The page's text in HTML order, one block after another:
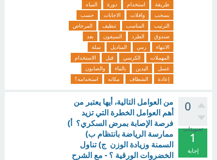
طريقة استخدام دورة
المياه
بسحب
وافلات الاجابات
حسب
الترتيب
المناسب تنظيف
المرحاض
صندوق
الطرد السيفون
بعد
الانتهاء
رمي المناديل
سلة
المهملات
الكرسي قبل
الاستخدام
غسل
اليدين بالماء
والصابون
إعادة
الشطاف مكانه استخدامه؟
0
تصويتات
1
إجابة
من العوامل التالية، أيها يعتبر من
أهم العوامل الخطرة التي تزيد
فرصة الإصابة بمرض السكري؟ أ)
ممارسة الرياضة بانتظام ب)
السمنة وزيادة الوزن ج) تناول
الخضروات الورقية ؟ - مع الشرح